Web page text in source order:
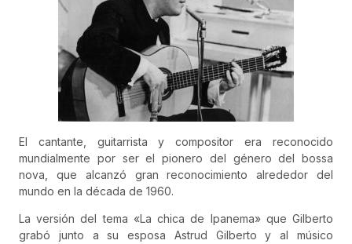
El cantante, guitarrista y compositor era reconocido
mundialmente por ser el pionero del género del bossa
nova, que alcanzó gran reconocimiento alrededor del
mundo en la década de 1960.
La versión del tema «La chica de Ipanema» que Gilberto
grabó junto a su esposa Astrud Gilberto y al músico